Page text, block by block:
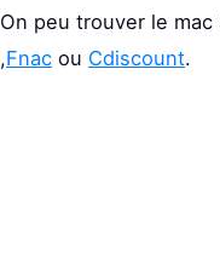
On peu trouver le
,Fnac ou Cdiscount.